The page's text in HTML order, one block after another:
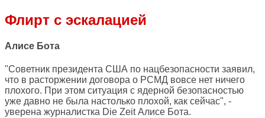
Флирт с эскалацией
Алисе Бота
"Советник президента США по нацбезопасности заявил,
что в расторжении договора о РСМД вовсе нет ничего
плохого. При этом ситуация с ядерной безопасностью
уже давно не была настолько плохой, как сейчас", -
уверена журналистка Die ZeitАлисе Бота.